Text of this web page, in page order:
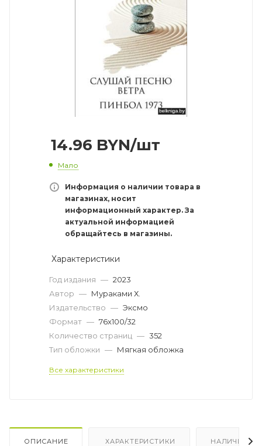
14.96 BYN/шт
Мало
Информация о наличии товара в
магазинах, носит
информационный характер. За
актуальной информацией
обращайтесь в магазины.
Характеристики
Год издания — 2023
Автор — Мураками Х.
Издательство — Эксмо
Формат — 76x100/32
Количество страниц — 352
Тип обложки — Мягкая обложка
Все характеристики
ОПИСАНИЕ ХАРАКТЕРИСТИКИ НАЛИЧИЕ